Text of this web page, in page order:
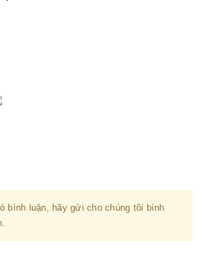
bình luận, hãy gửi cho chúng tôi bình